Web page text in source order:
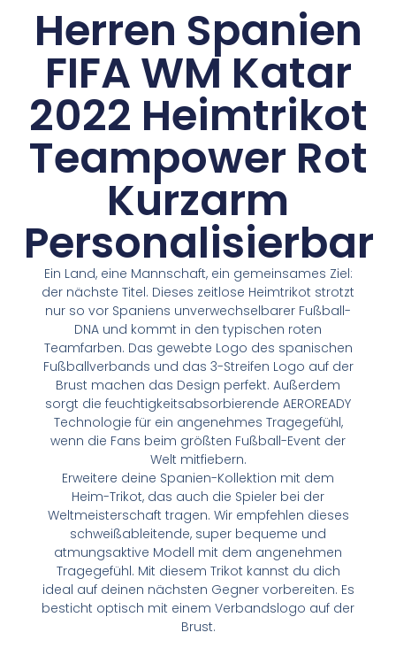
Herren Spanien
FIFA WM Katar
2022 Heimtrikot
Teampower Rot
Kurzarm
Personalisierbar
Ein Land, eine Mannschaft, ein gemeinsames Ziel:
der nächste Titel. Dieses zeitlose Heimtrikot strotzt
nur so vor Spaniens unverwechselbarer Fußball-
DNA und kommt in den typischen roten
Teamfarben. Das gewebte Logo des spanischen
Fußballverbands und das 3-Streifen Logo auf der
Brust machen das Design perfekt. Außerdem
sorgt die feuchtigkeitsabsorbierende AEROREADY
Technologie für ein angenehmes Tragegefühl,
wenn die Fans beim größten Fußball-Event der
Welt mitfiebern.
Erweitere deine Spanien-Kollektion mit dem
Heim-Trikot, das auch die Spieler bei der
Weltmeisterschaft tragen. Wir empfehlen dieses
schweißableitende, super bequeme und
atmungsaktive Modell mit dem angenehmen
Tragegefühl. Mit diesem Trikot kannst du dich
ideal auf deinen nächsten Gegner vorbereiten. Es
besticht optisch mit einem Verbandslogo auf der
Brust.